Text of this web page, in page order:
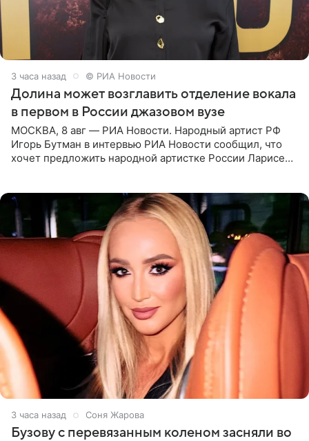
3 часа назад © РИА Новости
Долина может возглавить отделение вокала
в первом в России джазовом вузе
МОСКВА, 8 авг — РИА Новости. Народный артист РФ
Игорь Бутман в интервью РИА Новости сообщил, что
хочет предложить народной артистке России Ларисе
4 часа назад Соня Жарова
Бузову с перевязанным коленом засняли во